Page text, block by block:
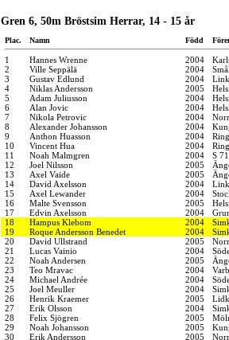
Gren 6, 50m Bröstsim Herrar, 14 - 15 år
Plac. Namn Född
1 Hannes Wrenne 2004
2
Ville Seppälä 2004
3
Gustav Edlund 2004
4
Niklas Andersson 2005
5
Adam Juliusson 2004
6
Alan Jovic 2004
7
Nikola Petrovic 2004
8
Alexander Johansson 2004
9
Anthon Huasson 2004
10
Vincent Hua 2004
11
Noah Malmgren 2004
S 71
12
Joel Nilsson 2005
13
Axel Vaide 2005
14
David Axelsson 2004
15
Axel Lewander 2004
16
Malte Svensson 2005
17
Edvin Axelsson 2004
18
Hampus Klebom 2004
19
Roque Andersson Benedet 2004
20
David Ullstrand 2005
21
Lucas Vainio 2004
22
Noah Andersen 2005
23
Teo Mravac 2004
24
Michael Andrée 2004
25
Joel Meuller 2004
26
Henrik Kraemer 2005
27
Erik Olsson 2004
28
Felix Sjögren 2005
29
Noah Johansson 2005
30
Erik Andersson 2005